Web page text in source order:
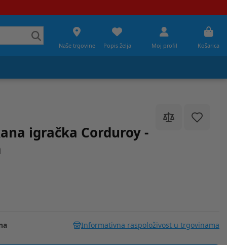
Naše trgovine Popis želja Moj profil Košarica
igračka Corduroy -
Informativna raspoloživost u trgovinama